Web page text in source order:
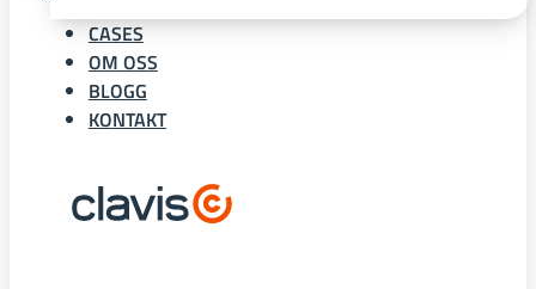
CASES
OM OSS
BLOGG
KONTAKT